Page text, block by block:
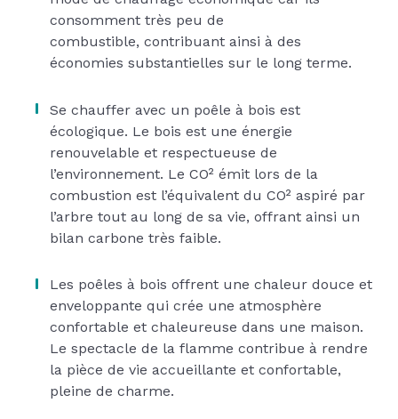
consomment très peu de
combustible, contribuant ainsi à des
économies substantielles sur le long terme.
Se chauffer avec un poêle à bois est
écologique. Le bois est une énergie
renouvelable et respectueuse de
l’environnement. Le CO² émit lors de la
combustion est l’équivalent du CO² aspiré par
l’arbre tout au long de sa vie, offrant ainsi un
bilan carbone très faible.
Les poêles à bois offrent une chaleur douce et
enveloppante qui crée une atmosphère
confortable et chaleureuse dans une maison.
Le spectacle de la flamme contribue à rendre
la pièce de vie accueillante et confortable,
pleine de charme.